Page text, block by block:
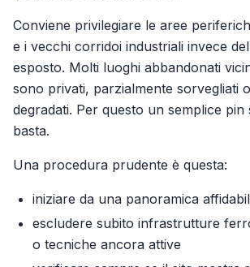
Conviene privilegiare le aree
e i vecchi corridoi industriali invece
esposto. Molti luoghi abbandonati
sono privati, parzialmente sorvegliati
degradati. Per questo un semplice
basta.
Una procedura prudente è questa:
iniziare da una panoramica
escludere subito infrastrutture
o tecniche ancora attive